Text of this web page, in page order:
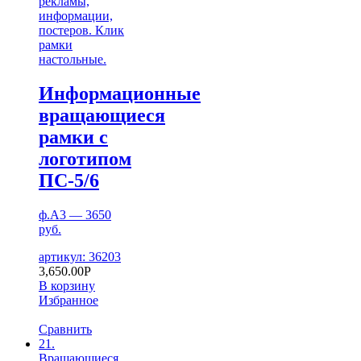
информации,
постеров. Клик
рамки
настольные.
Информационные
вращающиеся
рамки с
логотипом
ПС-5/6
ф.А3 — 3650
руб.
артикул: 36203
3,650.00Р
В корзину
Избранное
Сравнить
21.
Вращающиеся